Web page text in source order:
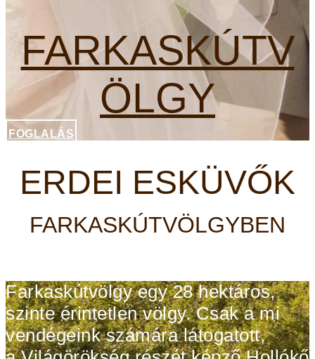
FARKASKÚTV
ÖLGY
FOGLALÁS
ERDEI ESKÜVŐK
FARKASKÚTVÖLGYBEN
Farkaskútvölgy egy 28 hektáros,
szinteérintetlenvölgy. Csak a mi
vendégeink számára látogatott,